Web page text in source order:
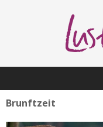
Brunftzeit